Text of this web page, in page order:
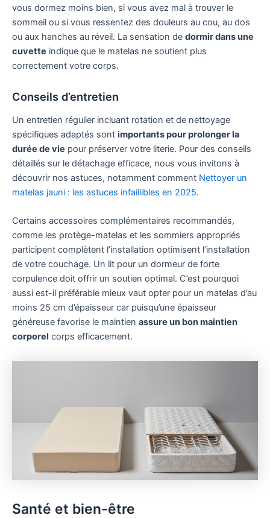
vous dormez moins bien, si vous avez mal à trouver le
sommeil ou si vous ressentez des douleurs au cou, au dos
ou aux hanches au réveil. La sensation de dormir dans une
cuvette indique que le matelas ne soutient plus
correctement votre corps.
Conseils d’entretien
Un entretien régulier incluant rotation et de nettoyage
spécifiques adaptés sont importants pour prolonger la
durée de vie pour préserver votre literie. Pour des conseils
détaillés sur le détachage efficace, nous vous invitons à
découvrir nos astuces, notamment comment Nettoyer un
matelas jauni : les astuces infaillibles en 2025.
Certains accessoires complémentaires recommandés,
comme les protège-matelas et les sommiers appropriés
participent complètent l’installation optimisent l’installation
de votre couchage. Un lit pour un dormeur de forte
corpulence doit offrir un soutien optimal. C’est pourquoi
aussi est-il préférable mieux vaut opter pour un matelas d’au
moins 25 cm d’épaisseur car puisqu’une épaisseur
généreuse favorise le maintien assure un bon maintien
corporel corps efficacement.
Santé et bien-être